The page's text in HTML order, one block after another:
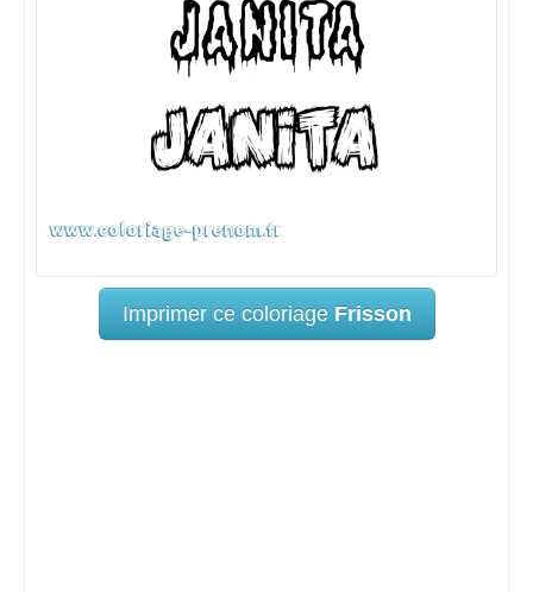
Imprimer ce coloriage Frisson